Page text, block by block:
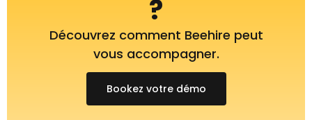
?
Découvrez comment Beehire peut
vous accompagner.
Bookez votre démo